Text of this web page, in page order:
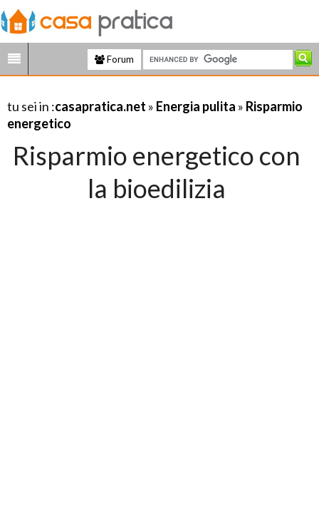
Forum
tu sei in :casapratica.net » Energia pulita » Risparmio
energetico
Risparmio energetico con
la bioedilizia